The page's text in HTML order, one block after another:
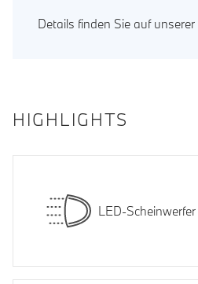
Details finden Sie auf unserer
HIGHLIGHTS
LED-Scheinwerfer